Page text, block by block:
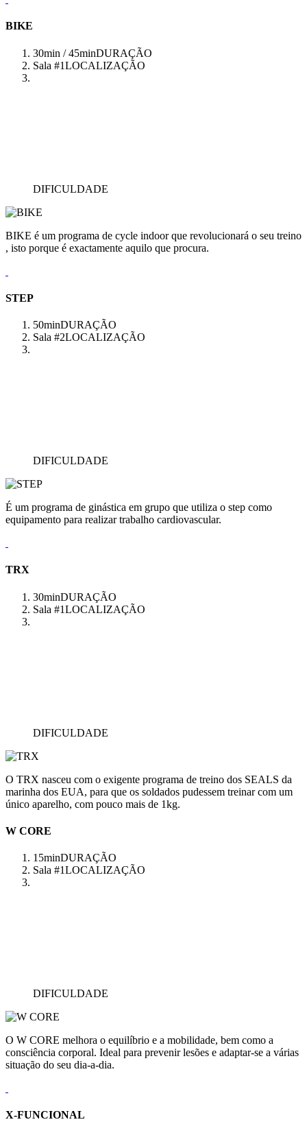
BIKE
30min / 45minDURAÇÃO
Sala #1LOCALIZAÇÃO
DIFICULDADE
BIKE é um programa de cycle indoor que revolucionará o seu treino
, isto porque é exactamente aquilo que procura.
STEP
50minDURAÇÃO
Sala #2LOCALIZAÇÃO
DIFICULDADE
É um programa de ginástica em grupo que utiliza o step como
equipamento para realizar trabalho cardiovascular.
TRX
30minDURAÇÃO
Sala #1LOCALIZAÇÃO
DIFICULDADE
O TRX nasceu com o exigente programa de treino dos SEALS da
marinha dos EUA, para que os soldados pudessem treinar com um
único aparelho, com pouco mais de 1kg.
W CORE
15minDURAÇÃO
Sala #1LOCALIZAÇÃO
DIFICULDADE
O W CORE melhora o equilíbrio e a mobilidade, bem como a
consciência corporal. Ideal para prevenir lesões e adaptar-se a várias
situação do seu dia-a-dia.
X-FUNCIONAL